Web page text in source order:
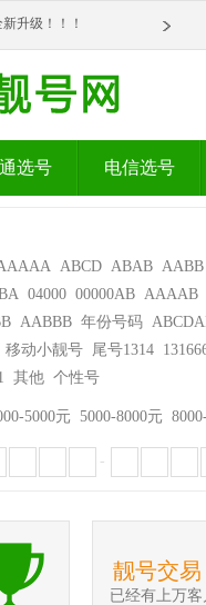
新升级！！！
新升级！！！
选号 电信选号
ABCD ABAB AABB
04000 00000AB AAAAB
AABBB 年份号码
移动小靓号 尾号1314
其他 个性号
5000元 5000-8000元
-
靓号交易
已经有上万